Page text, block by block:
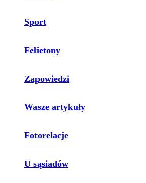
Sport
Felietony
Zapowiedzi
Wasze artykuły
Fotorelacje
U sąsiadów